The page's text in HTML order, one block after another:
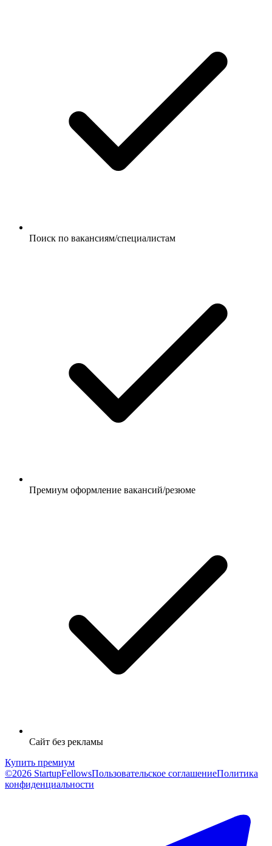
Поиск по вакансиям/специалистам
Премиум оформление вакансий/резюме
Сайт без рекламы
Купить премиум
©2026 StartupFellowsПользовательское соглашениеПолитика
конфиденциальности